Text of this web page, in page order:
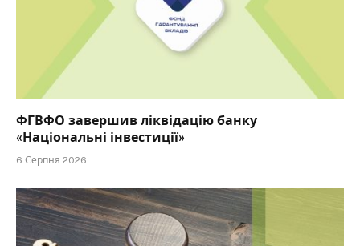
ФГВФО завершив ліквідацію банку
«Національні інвестиції»
6 Серпня 2026